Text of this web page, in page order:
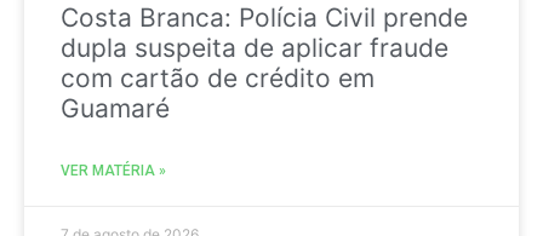
Costa Branca: Polícia Civil prende
dupla suspeita de aplicar fraude
com cartão de crédito em
Guamaré
VER MATÉRIA »